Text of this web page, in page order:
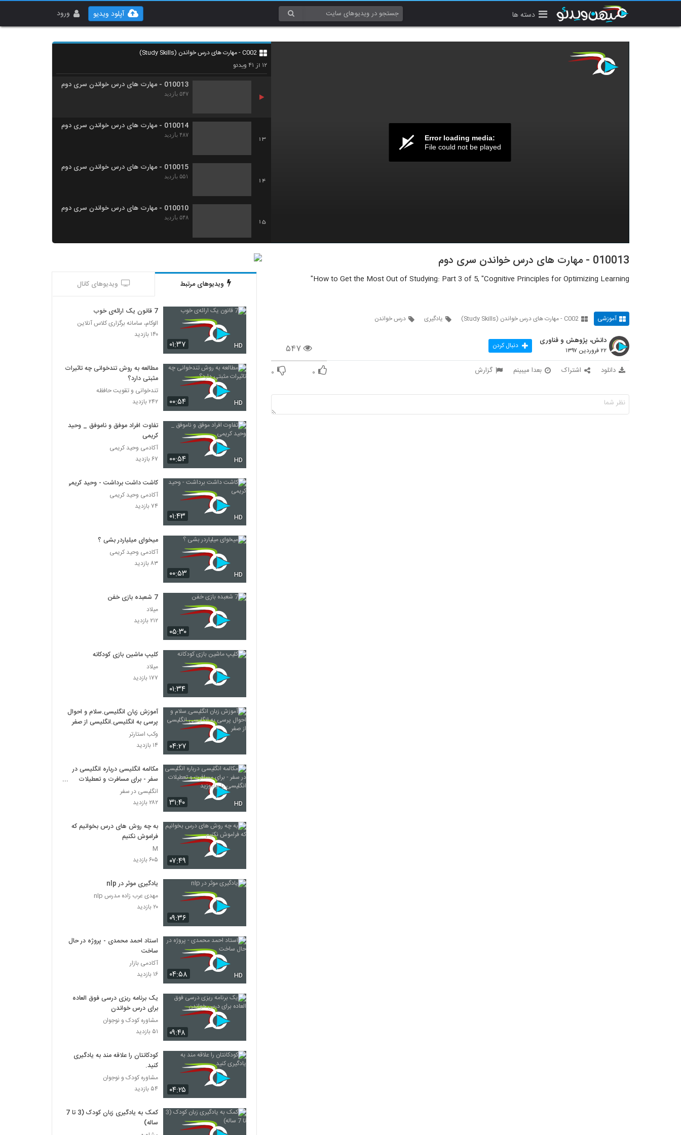
دسته ها ورود آپلود ویدیو
Error loading media:
File could not be played
C002 - مهارت های درس خواندن (Study Skills)
۱۲ از ۴۱ ویدئو
11
010012 - مهارت های درس خواندن سری دوم
۶۴۷ بازدید
010013 - مهارت های درس خواندن سری دوم
۵۴۷ بازدید
13
010014 - مهارت های درس خواندن سری دوم
۴۸۷ بازدید
14
010015 - مهارت های درس خواندن سری دوم
۵۵۱ بازدید
15
010010 - مهارت های درس خواندن سری دوم
۵۴۸ بازدید
16
010016 - جزوه نویسی به روش کرنل
010018 - جزوه نویسی به روش کرنل
۷۱۳ بازدید
010019 - جزوه نویسی به روش کرنل
۶۹۰ بازدید
۴۷۱ بازدید
010021 - نکاتی برای درس خواندن
۵۰۸ بازدید
010022 - نکاتی برای درس خواندن
010023 - نکاتی برای درس خواندن
۵۸۳ بازدید
010024 - نکاتی برای درس خواندن
۵۴۹ بازدید
010026 - نکاتی برای درس خواندن
۵۳۷ بازدید
۷۰۸ بازدید
010028 - مدیریت زمان و فعالیت های درسی
۴۸۹ بازدید
010029 - برنامه ریزی درسی هفتگی
۵۲۱ بازدید
010030 - برنامه ریزی انجام تکالیف
۵۱۴ بازدید
010031 - برنامه ریزی درسی ترمی
۴۴۴ بازدید
010032 - شیوه های مطالعه (Scanning)
۵۱۵ بازدید
010033 - شیوه های مطالعه (Skimming)
010034 - مهارت های تحصیلی
۵۱۲ بازدید
010035 - مدیریت زمان
010036 - Study Skills Workshop 01:
Preparing for your studies
۲۲۲ بازدید
010037 - Study Skills Workshop 02
Part 1: Reading for University
010013 - مهارت های درس خواندن سری دوم
How to Get the Most Out of Studying: Part 3 of 5, "Cognitive Principles for Optimizing Learning"
آموزشی C002 - مهارت های درس خواندن (Study Skills) یادگیری درس خواندن
۵۴۷
دانش، پژوهش و فناوری
۲۲ فروردین ۱۳۹۷ دنبال کردن
دانلود اشتراک بعدا میبینم گزارش ۰ ۰
ویدیوهای مرتبط ویدیوهای کانال
۰۱:۳۷ HD
7 قانون یک ارائه‌ی خوب
الوکام، سامانه برگزاری کلاس آنلاین
۱۴۰ بازدید
۰۰:۵۴ HD
مطالعه به روش تندخوانی چه تاثیرات
مثبتی دارد؟
تندخوانی و تقویت حافظه
۲۴۲ بازدید
۰۰:۵۴ HD
تفاوت افراد موفق و ناموفق _ وحید
کریمی
آکادمی وحید کریمی
۶۷ بازدید
۰۱:۴۳ HD
کاشت داشت برداشت - وحید کریمی
آکادمی وحید کریمی
۷۴ بازدید
۰۰:۵۳ HD
میخوای میلیاردر بشی ؟
آکادمی وحید کریمی
۸۳ بازدید
۰۵:۳۰
7 شعبده بازی خفن
میلاد
۲۱۲ بازدید
۰۱:۳۴
کلیپ ماشین بازی کودکانه
میلاد
۱۷۷ بازدید
۰۴:۲۷
آموزش زبان انگلیسی.سلام و احوال
پرسی به انگلیسی.انگلیسی از صفر
وکب استارتر
۱۴ بازدید
۳۱:۴۰ HD
مکالمه انگلیسی درباره انگلیسی در
سفر - برای مسافرت و تعطیلات
انگلیسی را بیاموزید
انگلیسی در سفر
۲۸۲ بازدید
۰۷:۴۹
به چه روش های درس بخوانیم که
فراموش نکنیم
M
۶۰۵ بازدید
۰۹:۳۶
یادگیری موثر در nlp
مهدی عرب زاده مدرس nlp
۲۰ بازدید
۰۴:۵۸ HD
استاد احمد محمدی - پروژه در حال
ساخت
آکادمی بازار
۱۶ بازدید
۰۹:۴۸
یک برنامه ریزی درسی فوق العاده
برای درس خواندن
مشاوره کودک و نوجوان
۵۱ بازدید
۰۴:۲۵
کودکانتان را علاقه مند به یادگیری
کنید.
مشاوره کودک و نوجوان
۵۴ بازدید
کمک به یادگیری زبان کودک (3 تا 7
ساله)